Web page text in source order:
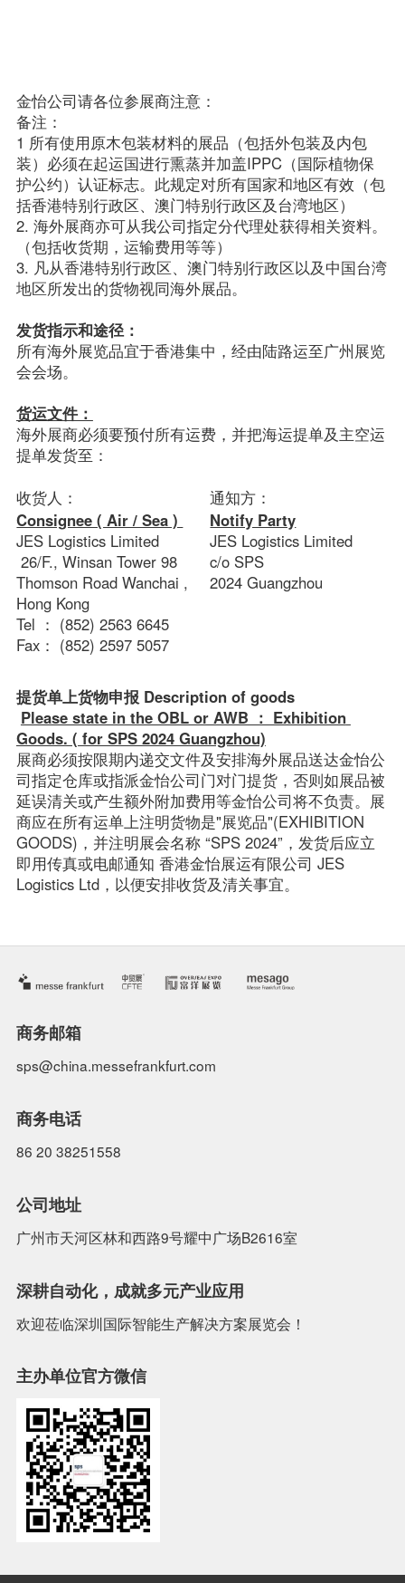
金怡公司请各位参展商注意：
备注：
1 所有使用原木包装材料的展品（包括外包装及内包
装）必须在起运国进行熏蒸并加盖IPPC（国际植物保
护公约）认证标志。此规定对所有国家和地区有效（包
括香港特别行政区、澳门特别行政区及台湾地区）
2. 海外展商亦可从我公司指定分代理处获得相关资料。
（包括收货期，运输费用等等）
3. 凡从香港特别行政区、澳门特别行政区以及中国台湾
地区所发出的货物视同海外展品。
发货指示和途径：
所有海外展览品宜于香港集中，经由陆路运至广州展览
会会场。
货运文件：
海外展商必须要预付所有运费，并把海运提单及主空运
提单发货至：
收货人：
通知方：
Consignee ( Air / Sea )
JES Logistics Limited
26/F., Winsan Tower 98
Thomson Road Wanchai ,
Hong Kong
Tel ： (852) 2563 6645
Fax： (852) 2597 5057
Notify Party
JES Logistics Limited
c/o SPS
2024 Guangzhou
提货单上货物申报 Description of goods
Please state in the OBL or AWB ： Exhibition
展商必须按限期内递交文件及安排海外展品送达金怡公
司指定仓库或指派金怡公司门对门提货，否则如展品被
延误清关或产生额外附加费用等金怡公司将不负责。展
商应在所有运单上注明货物是"展览品"(EXHIBITION
GOODS)，并注明展会名称 “SPS 2024”，发货后应立
即用传真或电邮通知 香港金怡展运有限公司 JES
Logistics Ltd，以便安排收货及清关事宜。
商务邮箱
sps@china.messefrankfurt.com
商务电话
86 20 38251558
公司地址
广州市天河区林和西路9号耀中广场B2616室
深耕自动化，成就多元产业应用
欢迎莅临深圳国际智能生产解决方案展览会！
主办单位官方微信